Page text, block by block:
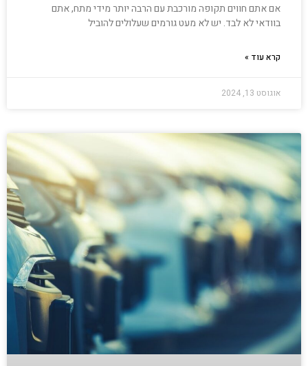
אם אתם חווים תקופה מורכבת עם הרבה יותר מידי מתח, אתם
בוודאי לא לבד. יש לא מעט גורמים שעלולים להוביל
קרא עוד »
אוגוסט 13, 2024